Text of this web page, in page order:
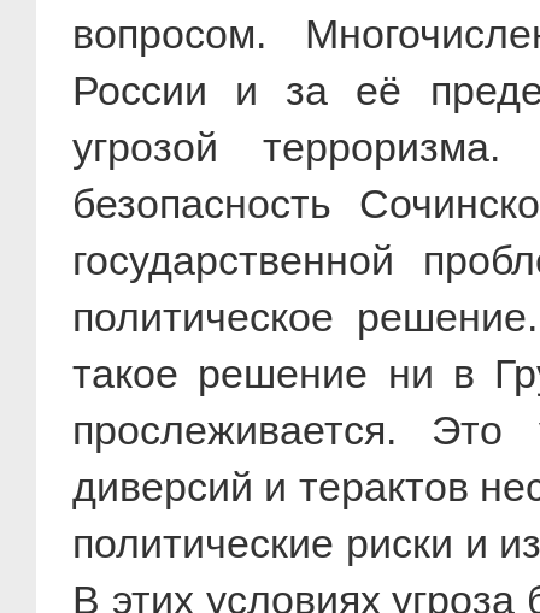
вопросом.
России и за её
угрозой
безопасность
государственной
политическое
такое решение ни в
прослеживается.
диверсий и терактов
политические риски и
В этих условиях